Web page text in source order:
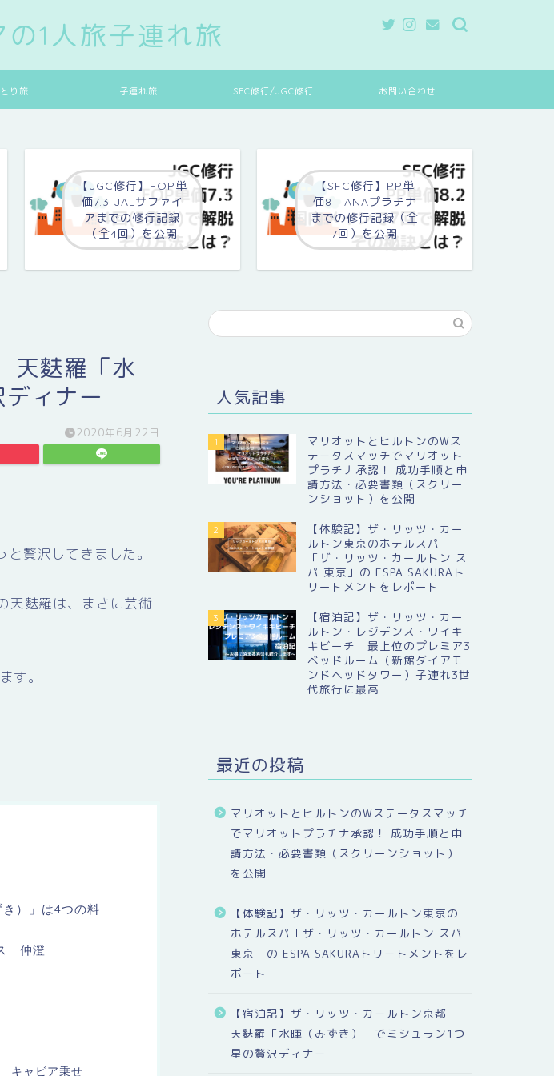
1人旅子連れ旅
り旅 子連れ旅 SFC修行/JGC修行 お問い合わせ
【JGC修行】FOP単
価7.3 JALサファイ
アまでの修行記録
（全4回）を公開
【SFC修行】PP単
価8 ANAプラチナ
までの修行記録（全
7回）を公開
天麩羅「水
ィナー
2020年6月22日
贅沢してきました。
天麩羅は、まさに芸術
す。
）」は4つの料
仲澄
キャビア乗せ
人気記事
1
マリオットとヒルトンのWス
テータスマッチでマリオット
プラチナ承認！ 成功手順と申
請方法・必要書類（スクリー
ンショット）を公開
2
【体験記】ザ・リッツ・カー
ルトン東京のホテルスパ
「ザ・リッツ・カールトン ス
パ 東京」の ESPA SAKURAト
リートメントをレポート
3
【宿泊記】ザ・リッツ・カー
ルトン・レジデンス・ワイキ
キビーチ 最上位のプレミア3
ベッドルーム（新館ダイアモ
ンドヘッドタワー）子連れ3世
代旅行に最高
最近の投稿
マリオットとヒルトンのWステータスマッチ
でマリオットプラチナ承認！ 成功手順と申
請方法・必要書類（スクリーンショット）
を公開
【体験記】ザ・リッツ・カールトン東京の
ホテルスパ「ザ・リッツ・カールトン スパ
東京」の ESPA SAKURAトリートメントをレ
ポート
【宿泊記】ザ・リッツ・カールトン京都
天麩羅「水暉（みずき）」でミシュラン1つ
星の贅沢ディナー